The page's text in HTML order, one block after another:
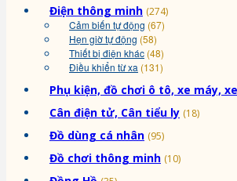
Điện thông minh (274)
Cảm biến tự động (67)
Hẹn giờ tự động (58)
Thiết bị điện khác (48)
Điều khiển từ xa (131)
Phụ kiện, đồ chơi ô tô, xe máy,
Cân điện tử, Cân tiểu ly (18)
Đồ dùng cá nhân (95)
Đồ chơi thông minh (10)